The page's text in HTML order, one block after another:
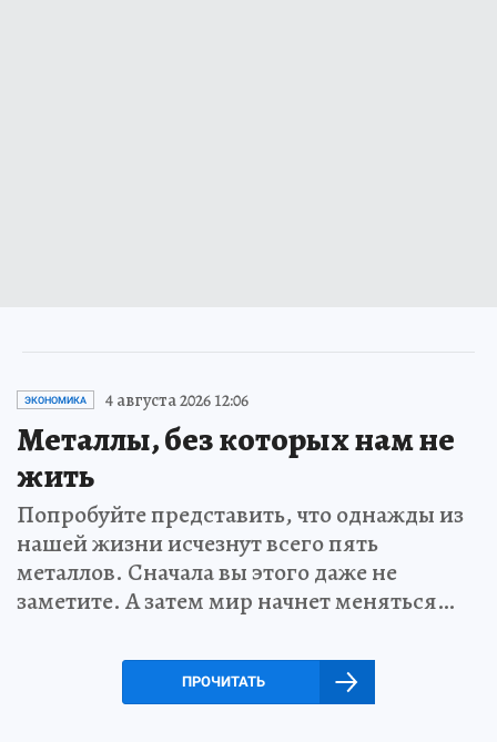
ЭКОНОМИКА 4 августа 2026 12:06
Металлы, без которых нам не
жить
Попробуйте представить, что однажды из
нашей жизни исчезнут всего пять
металлов. Сначала вы этого даже не
заметите. А затем мир начнет меняться…
ПРОЧИТАТЬ